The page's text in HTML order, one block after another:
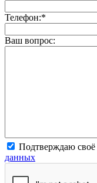
Телефон:*
Ваш вопрос:
Подтверждаю своё
данных